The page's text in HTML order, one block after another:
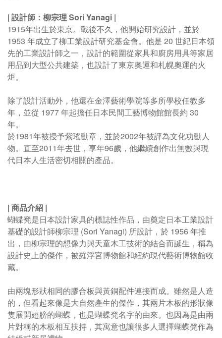
| 設計師：柳宗理 Sori Yanagi |
1915年出生於東京。戰後不久，他開始研究設計，並於
1953 年成立了柳工業設計研究基金會。他是 20 世紀日本領
先的工業設計師之一，設計的範圍從家具和廚房用具等家居
用品到大型公共建築，也設計了東京奧運和札幌奧運的火
炬。
除了設計活動外，他還在金澤藝術學院等多所學校任教多
年，並從 1977 年起擔任日本民間工藝博物館館長約 30
年。
於1981年被授予紫瑤勳章，並於2002年被評為文化功勳人
物。 直至2011年去世，享年96歲，他繼續創作出無數與現
代日本人生活密切相關的產品。
| 商品介紹 |
蝴蝶凳是日本設計家具的標誌性作品，由奠定日本工業設計
基礎的設計師柳宗理 (Sori Yanagi) 所設計，於 1956 年推
出，由柳宗理的想像力與天童木工技術的結合而誕生，稱為
設計史上的傑作，被羅浮宮博物館和紐約現代藝術博物館收
藏。
由兩塊形狀相同的膠合板與黃銅配件連接而成。雖然是人造
的，但看起來像是大自然產生的傑作，其兩片木板的形狀像
隻展開翅膀的蝴蝶，也是蝴蝶凳名字的由來。也因為是由兩
片對稱的木板相互扶持，其寓意也讓很多人選擇蝴蝶凳作為